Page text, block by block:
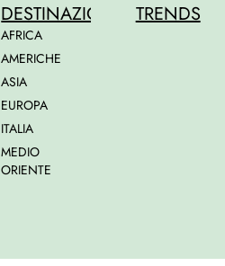
DESTINAZIONI
AFRICA
AMERICHE
ASIA
EUROPA
ITALIA
MEDIO
ORIENTE
TRENDS